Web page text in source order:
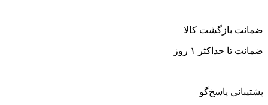
ضمانت بازگشت کالا
ضمانت تا حداکثر ۱ روز
پشتیبانی پاسخ‌گو